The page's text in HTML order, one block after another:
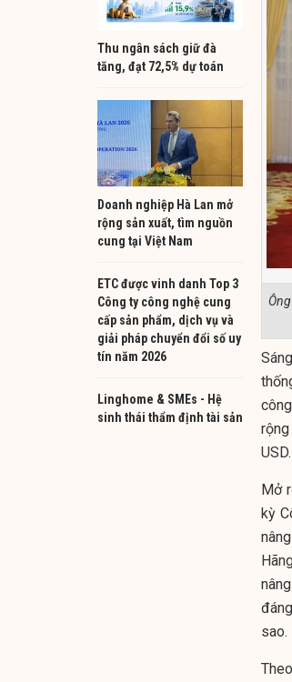
Thu ngân sách giữ đà
tăng, đạt 72,5% dự toán
Doanh nghiệp Hà Lan mở
rộng sản xuất, tìm nguồn
cung tại Việt Nam
ETC được vinh danh Top 3
Công ty công nghệ cung
cấp sản phẩm, dịch vụ và
giải pháp chuyển đổi số uy
tín năm 2026
Linghome & SMEs - Hệ
sinh thái thẩm định tài sản
USD.
Mở
kỳ
sao.